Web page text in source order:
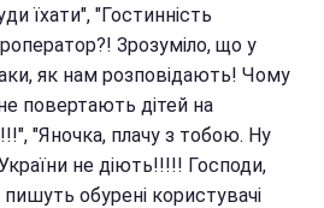
їхати", "Гостинність
Зрозуміло, що у
як нам розповідають! Чому
повертають дітей на
"Яночка, плачу з тобою. Ну
не діють!!!!! Господи,
обурені користувачі